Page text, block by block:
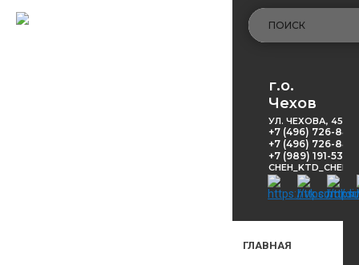
г.о.
Чехов
УЛ. ЧЕХОВА, 45
+7 (496) 726-
+7 (496) 726-
+7 (989) 191-53-
ГЛАВНАЯ